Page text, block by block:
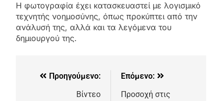
Η φωτογραφία έχει κατασκευαστεί με λογισμικό
τεχνητής νοημοσύνης, όπως προκύπτει από την
ανάλυσή της, αλλά και τα λεγόμενα του
δημιουργού της.
Προηγούμενο:
Βίντεο
Επόμενο:
Προσοχή στις